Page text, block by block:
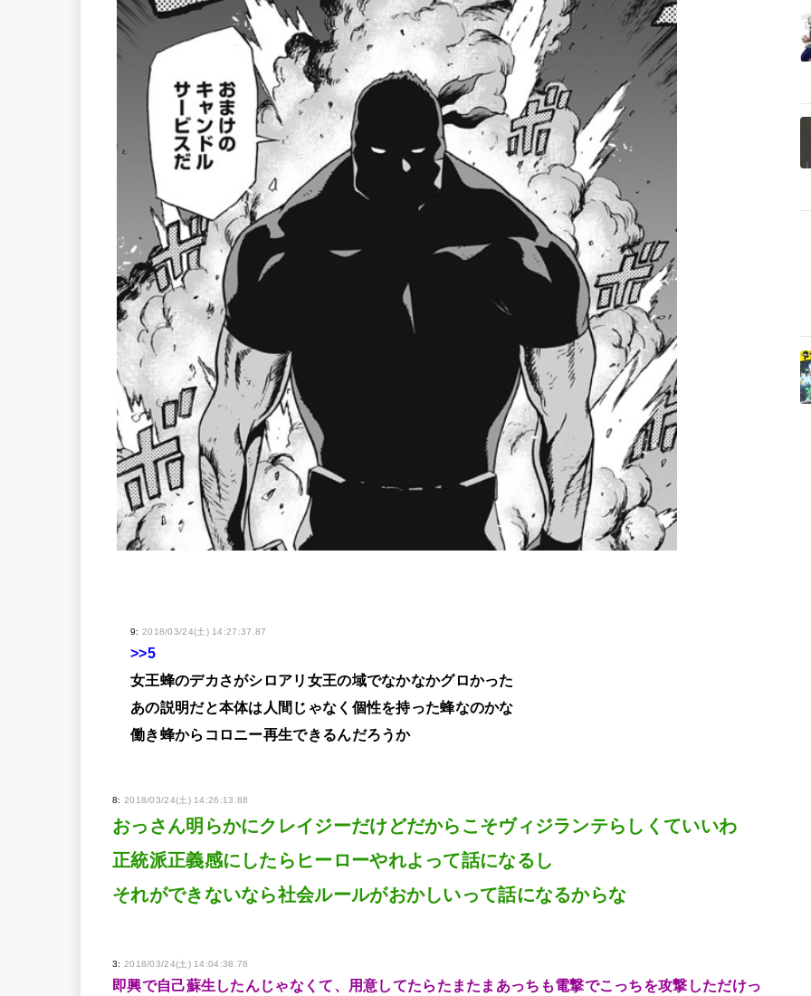
9: 2018/03/24(土) 14:27:37.87
>>5
女王蜂のデカさがシロアリ女王の域でなかなかグロかった
あの説明だと本体は人間じゃなく個性を持った蜂なのかな
働き蜂からコロニー再生できるんだろうか
8: 2018/03/24(土) 14:26:13.88
おっさん明らかにクレイジーだけどだからこそヴィジランテらしくていいわ
正統派正義感にしたらヒーローやれよって話になるし
それができないなら社会ルールがおかしいって話になるからな
3: 2018/03/24(土) 14:04:38.76
即興で自己蘇生したんじゃなくて、用意してたらたまたまあっちも電撃でこっちを攻撃しただけっ